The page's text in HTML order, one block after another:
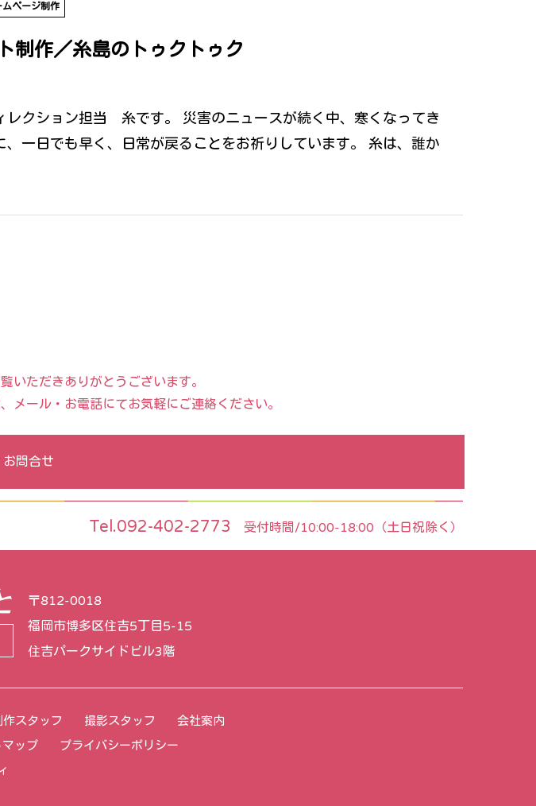
ムページ制作
制作／糸島のトゥクトゥク
レクション担当 糸です。 災害のニュースが続く中、寒くなってき
、一日でも早く、日常が戻ることをお祈りしています。 糸は、誰か
いただきありがとうございます。
メール・お電話にてお気軽にご連絡ください。
問合せ
Tel.092-402-2773 受付時間/10:00-18:00（土日祝除く）
〒812-0018
福岡市博多区住吉5丁目5-15
住吉パークサイドビル3階
作スタッフ 撮影スタッフ
会社案内
ップ
プライバシーポリシー